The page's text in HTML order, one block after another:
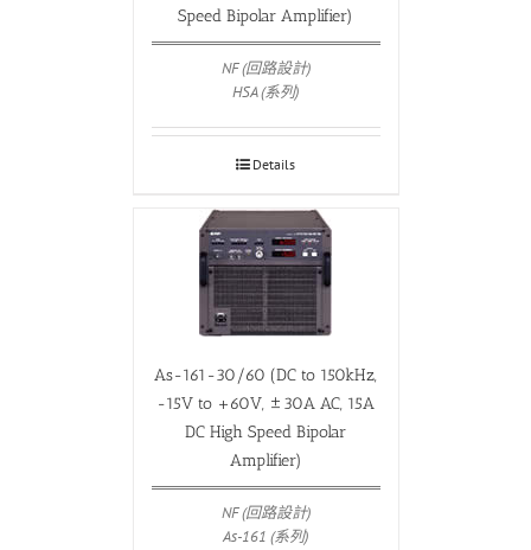
Speed Bipolar Amplifier)
NF (回路設計)
HSA (系列)
Details
As-161-30/60 (DC to 150kHz,
-15V to +60V, ±30A AC, 15A
DC High Speed Bipolar
Amplifier)
NF (回路設計)
As-161 (系列)